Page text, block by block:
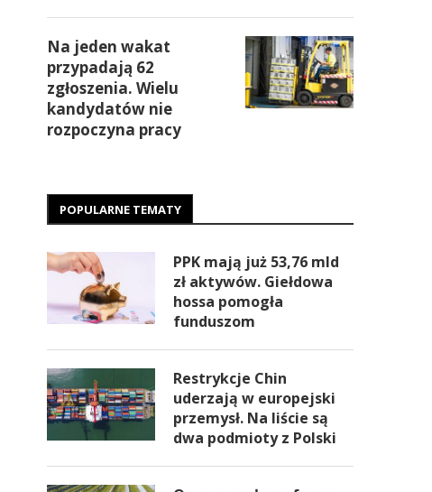
Na jeden wakat
przypadają 62
zgłoszenia. Wielu
kandydatów nie
rozpoczyna pracy
POPULARNE TEMATY
PPK mają już 53,76 mld
zł aktywów. Giełdowa
hossa pomogła
funduszom
Restrykcje Chin
uderzają w europejski
przemysł. Na liście są
dwa podmioty z Polski